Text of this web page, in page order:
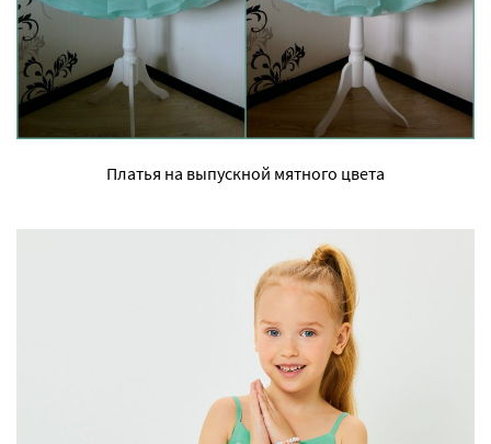
Платья на выпускной мятного цвета